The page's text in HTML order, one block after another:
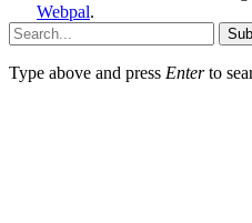
Webpal.
Type above and press Enterto